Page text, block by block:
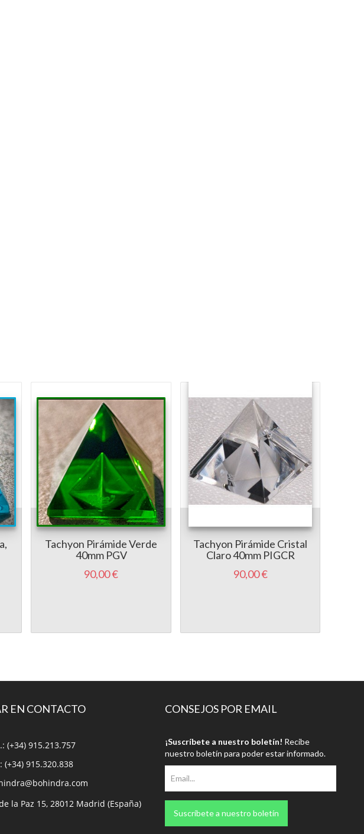
Tachyon Pirámide Verde
40mm PGV
90,00 €
Tachyon Pirámide Cristal
Claro 40mm PIGCR
90,00 €
EN CONTACTO
(+34) 915.213.757
(+34) 915.320.838
la Paz 15, 28012 Madrid (España)
CONSEJOS POR EMAIL
¡Suscríbete a nuestro boletín! Recibe
nuestro boletín para poder estar informado.
Suscríbete a nuestro boletín